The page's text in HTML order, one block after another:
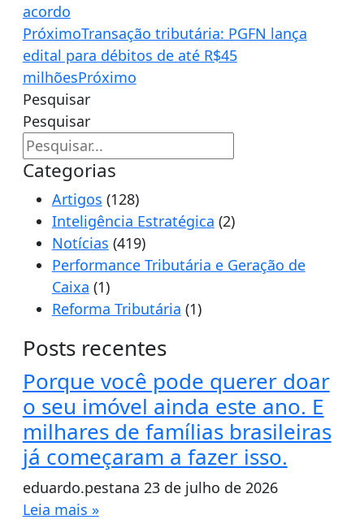
acordo
PróximoTransação tributária: PGFN lança
edital para débitos de até R$45
milhõesPróximo
Pesquisar
Pesquisar
Categorias
Artigos (128)
Inteligência Estratégica (2)
Notícias (419)
Performance Tributária e Geração de
Caixa (1)
Reforma Tributária (1)
Posts recentes
Porque você pode querer doar
o seu imóvel ainda este ano. E
milhares de famílias brasileiras
já começaram a fazer isso.
eduardo.pestana 23 de julho de 2026
Leia mais »